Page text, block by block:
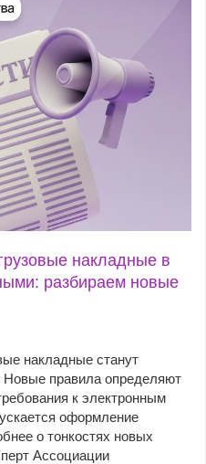
накладные в
разбираем новые
накладные станут
правила определяют
к электронным
оформление
о тонкостях новых
Ассоциации